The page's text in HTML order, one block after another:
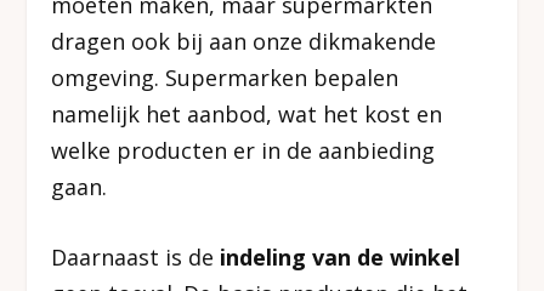
dragen ook bij aan onze dikmakende
omgeving. Supermarken bepalen
namelijk het aanbod, wat het kost en
welke producten er in de aanbieding
gaan.
Daarnaast is de indeling van de winkel